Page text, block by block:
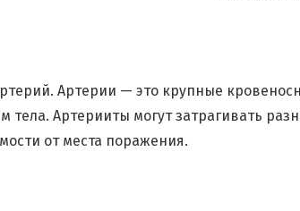
Артерии — это крупные
тела. Артерииты могут затрагивать
от места поражения.